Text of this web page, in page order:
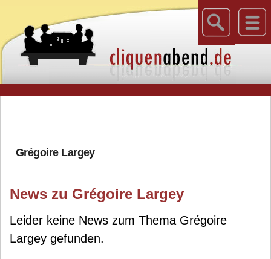
Grégoire Largey
News zu Grégoire Largey
Leider keine News zum Thema Grégoire
Largey gefunden.